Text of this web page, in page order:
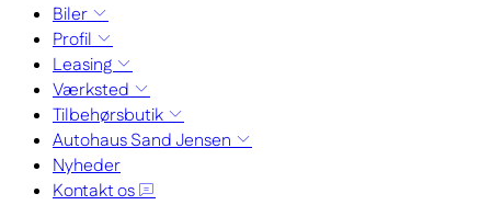
Biler
Profil
Leasing
Værksted
Tilbehørsbutik
Autohaus Sand Jensen
Nyheder
Kontakt os